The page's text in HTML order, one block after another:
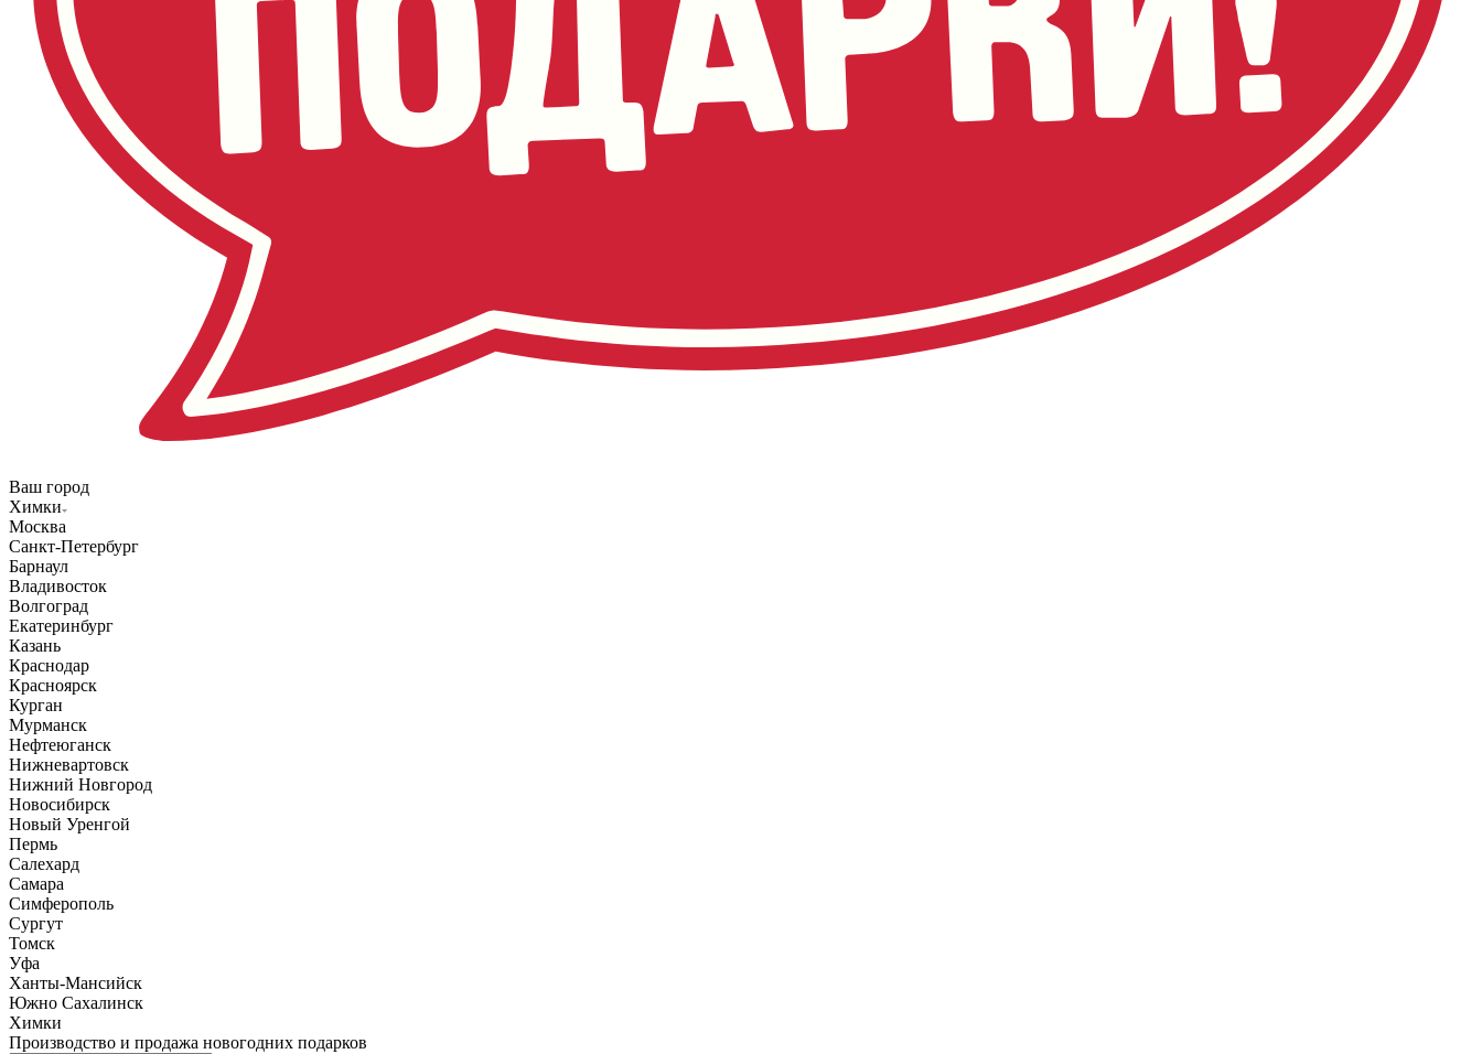
Ваш город
Химки
Москва
Санкт-Петербург
Барнаул
Владивосток
Волгоград
Екатеринбург
Казань
Краснодар
Красноярск
Курган
Мурманск
Нефтеюганск
Нижневартовск
Нижний Новгород
Новосибирск
Новый Уренгой
Пермь
Салехард
Самара
Симферополь
Сургут
Томск
Уфа
Ханты-Мансийск
Южно Сахалинск
Химки
Производство и продажа новогодних подарков